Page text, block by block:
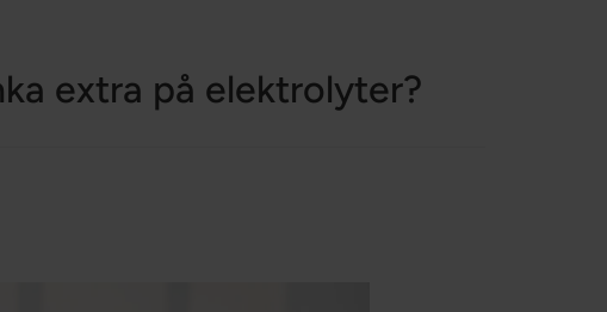
extra på elektrolyter?